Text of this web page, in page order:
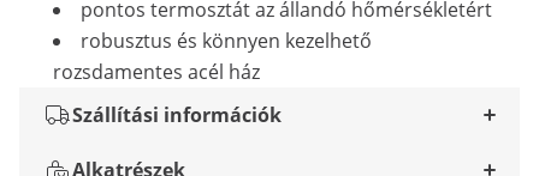
pontos termosztát az állandó hőmérsékletért
robusztus és könnyen kezelhető
rozsdamentes acél ház
Szállítási információk
Alkatrészek